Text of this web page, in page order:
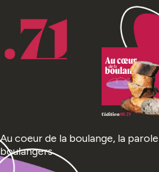
Au coeur de la boulange, la
boulangers